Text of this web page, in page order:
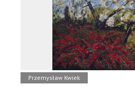
Przemysław Kwiek